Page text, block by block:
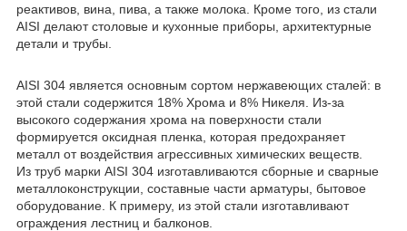
реактивов, вина, пива, а также молока. Кроме того, из стали
AISI делают столовые и кухонные приборы, архитектурные
детали и трубы.
AISI 304 является основным сортом нержавеющих сталей: в
этой стали содержится 18% Хрома и 8% Никеля. Из-за
высокого содержания хрома на поверхности стали
формируется оксидная пленка, которая предохраняет
металл от воздействия агрессивных химических веществ.
Из труб марки AISI 304 изготавливаются сборные и сварные
металлоконструкции, составные части арматуры, бытовое
оборудование. К примеру, из этой стали изготавливают
ограждения лестниц и балконов.